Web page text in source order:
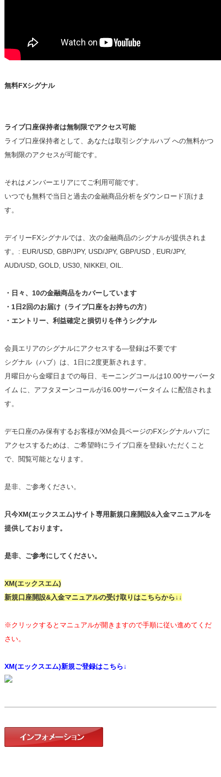
無料FXシグナル
ライブ口座保持者は無制限でアクセス可能
ライブ口座保持者として、あなたは取引シグナルハブ への無料かつ
無制限のアクセスが可能です。
それはメンバーエリアにてご利用可能です。
いつでも無料で当日と過去の金融商品分析をダウンロード頂けま
す。
デイリーFXシグナルでは、次の金融商品のシグナルが提供されま
す。: EUR/USD, GBP/JPY, USD/JPY, GBP/USD , EUR/JPY,
AUD/USD, GOLD, US30, NIKKEI, OIL.
・日々、10の金融商品をカバーしています
・1日2回のお届け（ライブ口座をお持ちの方）
・エントリー、利益確定と損切りを伴うシグナル
会員エリアのシグナルにアクセスする―登録は不要です
シグナル（ハブ）は、1日に2度更新されます。
月曜日から金曜日までの毎日、モーニングコールは10.00サーバータ
イム に、アフタヌーンコールが16.00サーバータイム に配信されま
す。
デモ口座のみ保有するお客様がXM会員ページのFXシグナルハブに
アクセスするためは、ご希望時にライブ口座を登録いただくこと
で、閲覧可能となります。
是非、ご参考ください。
只今XM(エックスエム)サイト専用新規口座開設&入金マニュアルを
提供しております。
是非、ご参考にしてください。
XM(エックスエム)
新規口座開設&入金マニュアルの受け取りはこちらから↓↓
※クリックするとマニュアルが開きますので手順に従い進めてくだ
さい。
XM(エックスエム)新規ご登録はこちら↓